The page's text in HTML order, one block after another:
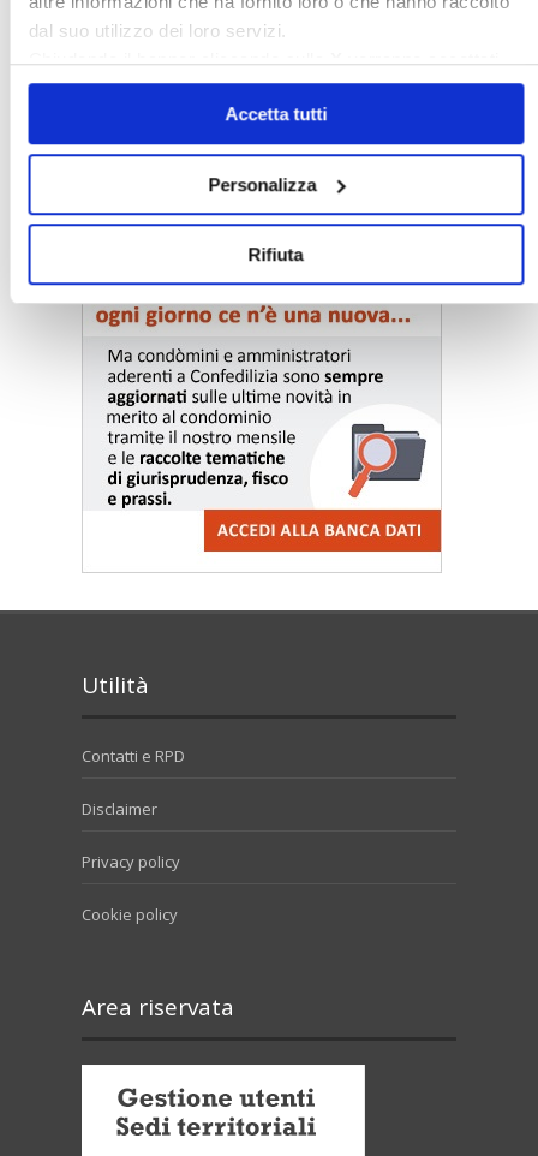
dal suo utilizzo dei loro servizi.
Chiudendo il banner cliccando sullaXverranno accettati
solo i cookie necessari.
Accetta tutti
Personalizza
Rifiuta
〉 Notizie e Banche dati
Utilità
Contatti e RPD
Disclaimer
Privacy policy
Cookie policy
Area riservata